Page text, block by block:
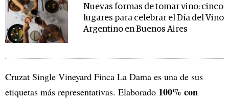
Nuevas formas de tomar vino: cinco
lugares para celebrar el Día del Vino
Argentino en Buenos Aires
Cruzat Single Vineyard Finca La Dama es una de sus
etiquetas más representativas. Elaborado 100% con